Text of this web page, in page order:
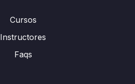
Cursos
Instructores
Faqs